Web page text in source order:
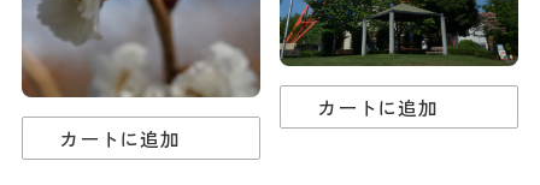
カートに追加
カートに追加